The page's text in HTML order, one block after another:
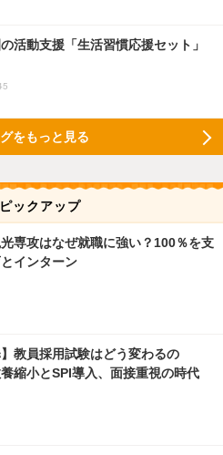
活動支援「生活習慣応援セット」
をもっと見る
ックアップ
専攻はなぜ就職に強い？100％を支
インターン
】教員採用試験はどう変わるの
縮小とSPI導入、面接重視の時代